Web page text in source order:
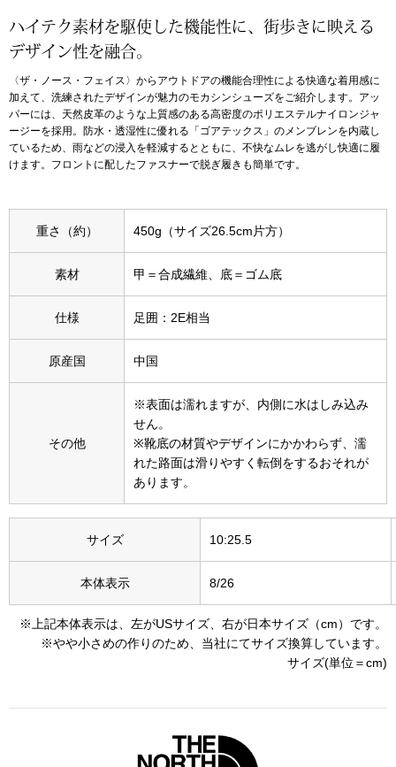
ダーウェア
アクセサリー
Miss Kyouko／ミスキョウコ
ボストンバッグ
スーツケース
シューズ
スニーカー
ブーツ
財布／小物
財布／コイン
革小物
ハイテク素材を駆使した機能性に、街歩きに映える
デザイン性を融合。
〈ザ・ノース・フェイス〉からアウトドアの機能合理性による快適な着用感に
加えて、洗練されたデザインが魅力のモカシンシューズをご紹介します。アッ
パーには、天然皮革のような上質感のある高密度のポリエステルナイロンジャ
ージーを採用。防水・透湿性に優れる「ゴアテックス」のメンブレンを内蔵し
ているため、雨などの浸入を軽減するとともに、不快なムレを逃がし快適に履
けます。フロントに配したファスナーで脱ぎ履きも簡単です。
重さ（約） 450g（サイズ26.5cm片方）
素材 甲＝合成繊維、底＝ゴム底
仕様 足囲：2E相当
原産国 中国
その他
※表面は濡れますが、内側に水はしみ込み
せん。
※靴底の材質やデザインにかかわらず、濡
れた路面は滑りやすく転倒をするおそれが
あります。
サイズ 10:25.5
本体表示 8/26
※上記本体表示は、左がUSサイズ、右が日本サイズ（cm）です。
※やや小さめの作りのため、当社にてサイズ換算しています。
サイズ(単位＝cm)